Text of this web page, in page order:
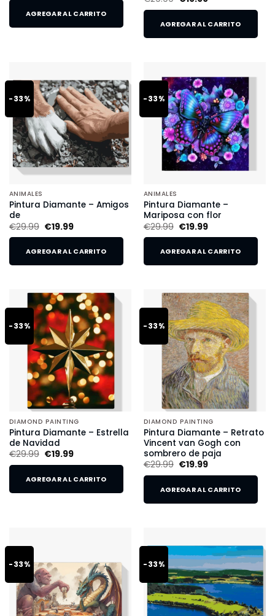
AGREGAR AL CARRITO
AGREGAR AL CARRITO
-33%
ANIMALES
Pintura Diamante – Amigos
de
€29.99 €19.99
AGREGAR AL CARRITO
-33%
ANIMALES
Pintura Diamante –
Mariposa con flor
€29.99 €19.99
AGREGAR AL CARRITO
-33%
DIAMOND PAINTING
Pintura Diamante – Estrella
de Navidad
€29.99 €19.99
AGREGAR AL CARRITO
-33%
DIAMOND PAINTING
Pintura Diamante – Retrato
Vincent van Gogh con
sombrero de paja
€29.99 €19.99
AGREGAR AL CARRITO
-33% -33%